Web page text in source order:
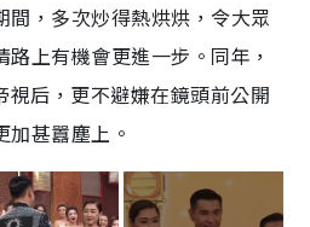
間，多次炒得熱烘烘，令大眾
上有機會更進一步。同年，
視后，更不避嫌在鏡頭前公開
加甚囂塵上。